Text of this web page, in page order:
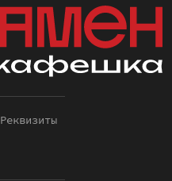
Реквизиты